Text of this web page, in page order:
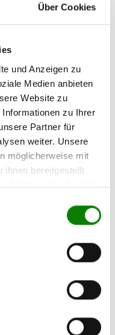
Über Cookies
und Anzeigen zu
Medien anbieten
Website zu
zu Ihrer
Partner für
weiter. Unsere
möglicherweise mit
ihnen bereitgestellt
Nutzung der Dienste
kombinieren wir
Design und
für hohe
zu 24 Monaten ab
und den